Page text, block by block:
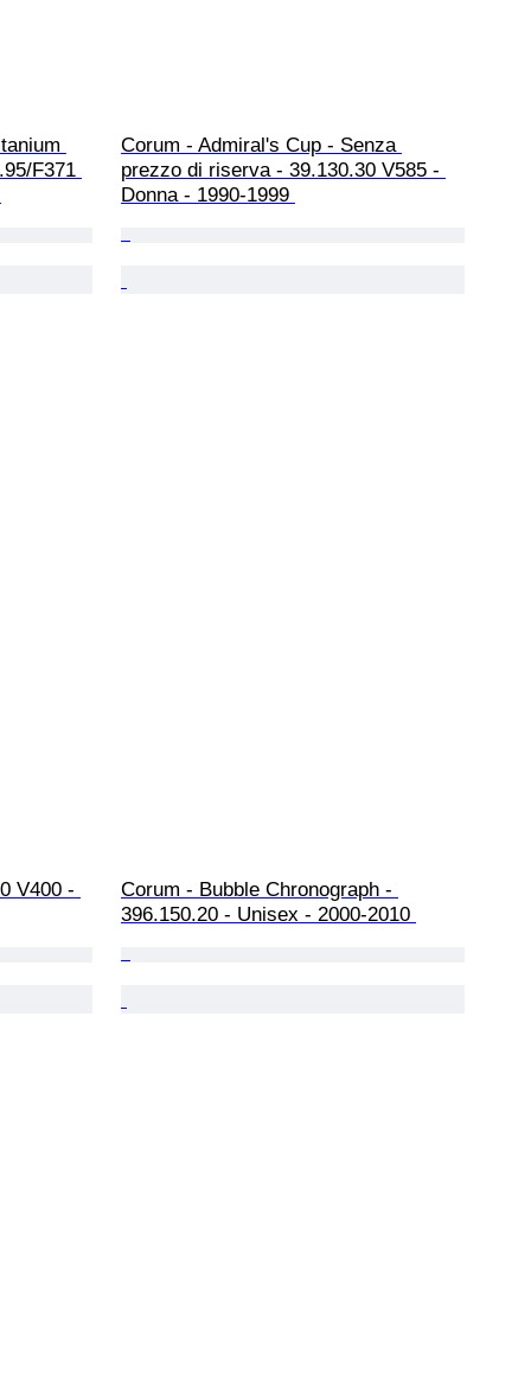
F371
Corum - Admiral's Cup - Senza
prezzo di riserva - 39.130.30 V585 -
Donna - 1990-1999
V400 -
Corum - Bubble Chronograph -
396.150.20 - Unisex - 2000-2010